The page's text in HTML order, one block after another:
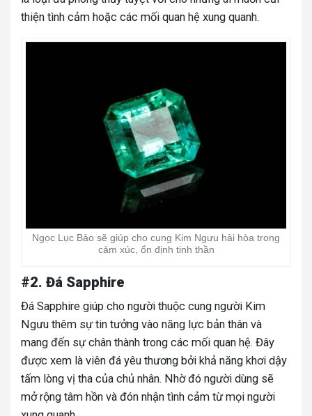
thiện tình cảm hoặc các mối quan hệ xung quanh.
Ngọc Lục Bảo sẽ giúp cho cung Kim Ngưu hài hòa trong
cảm xúc, ổn định tinh thần
#2. Đá Sapphire
Đá Sapphire giúp cho người thuộc cung người Kim
Ngưu thêm sự tin tưởng vào năng lực bản thân và
mang đến sự chân thành trong các mối quan hệ. Đây
được xem là viên đá yêu thương bởi khả năng khơi dậy
tấm lòng vị tha của chủ nhân. Nhờ đó người dùng sẽ
mở rộng tâm hồn và đón nhận tình cảm từ mọi người